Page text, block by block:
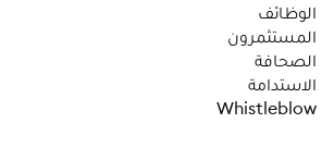
الوظائف
المستثمرون
الصحافة
الاستدامة
Whistleblow